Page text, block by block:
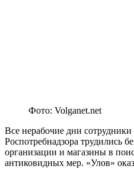
Фото: Volganet.net
Все нерабочие дни сотрудники
Роспотребнадзора трудились
организации и магазины в
антиковидных мер. «Улов»